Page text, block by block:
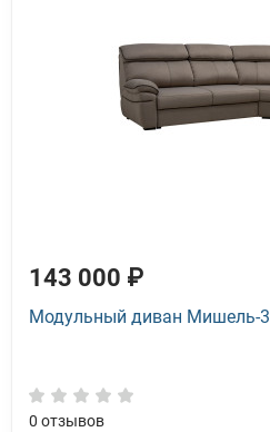
143 000 ₽
Модульный диван Мишель-3
0 отзывов